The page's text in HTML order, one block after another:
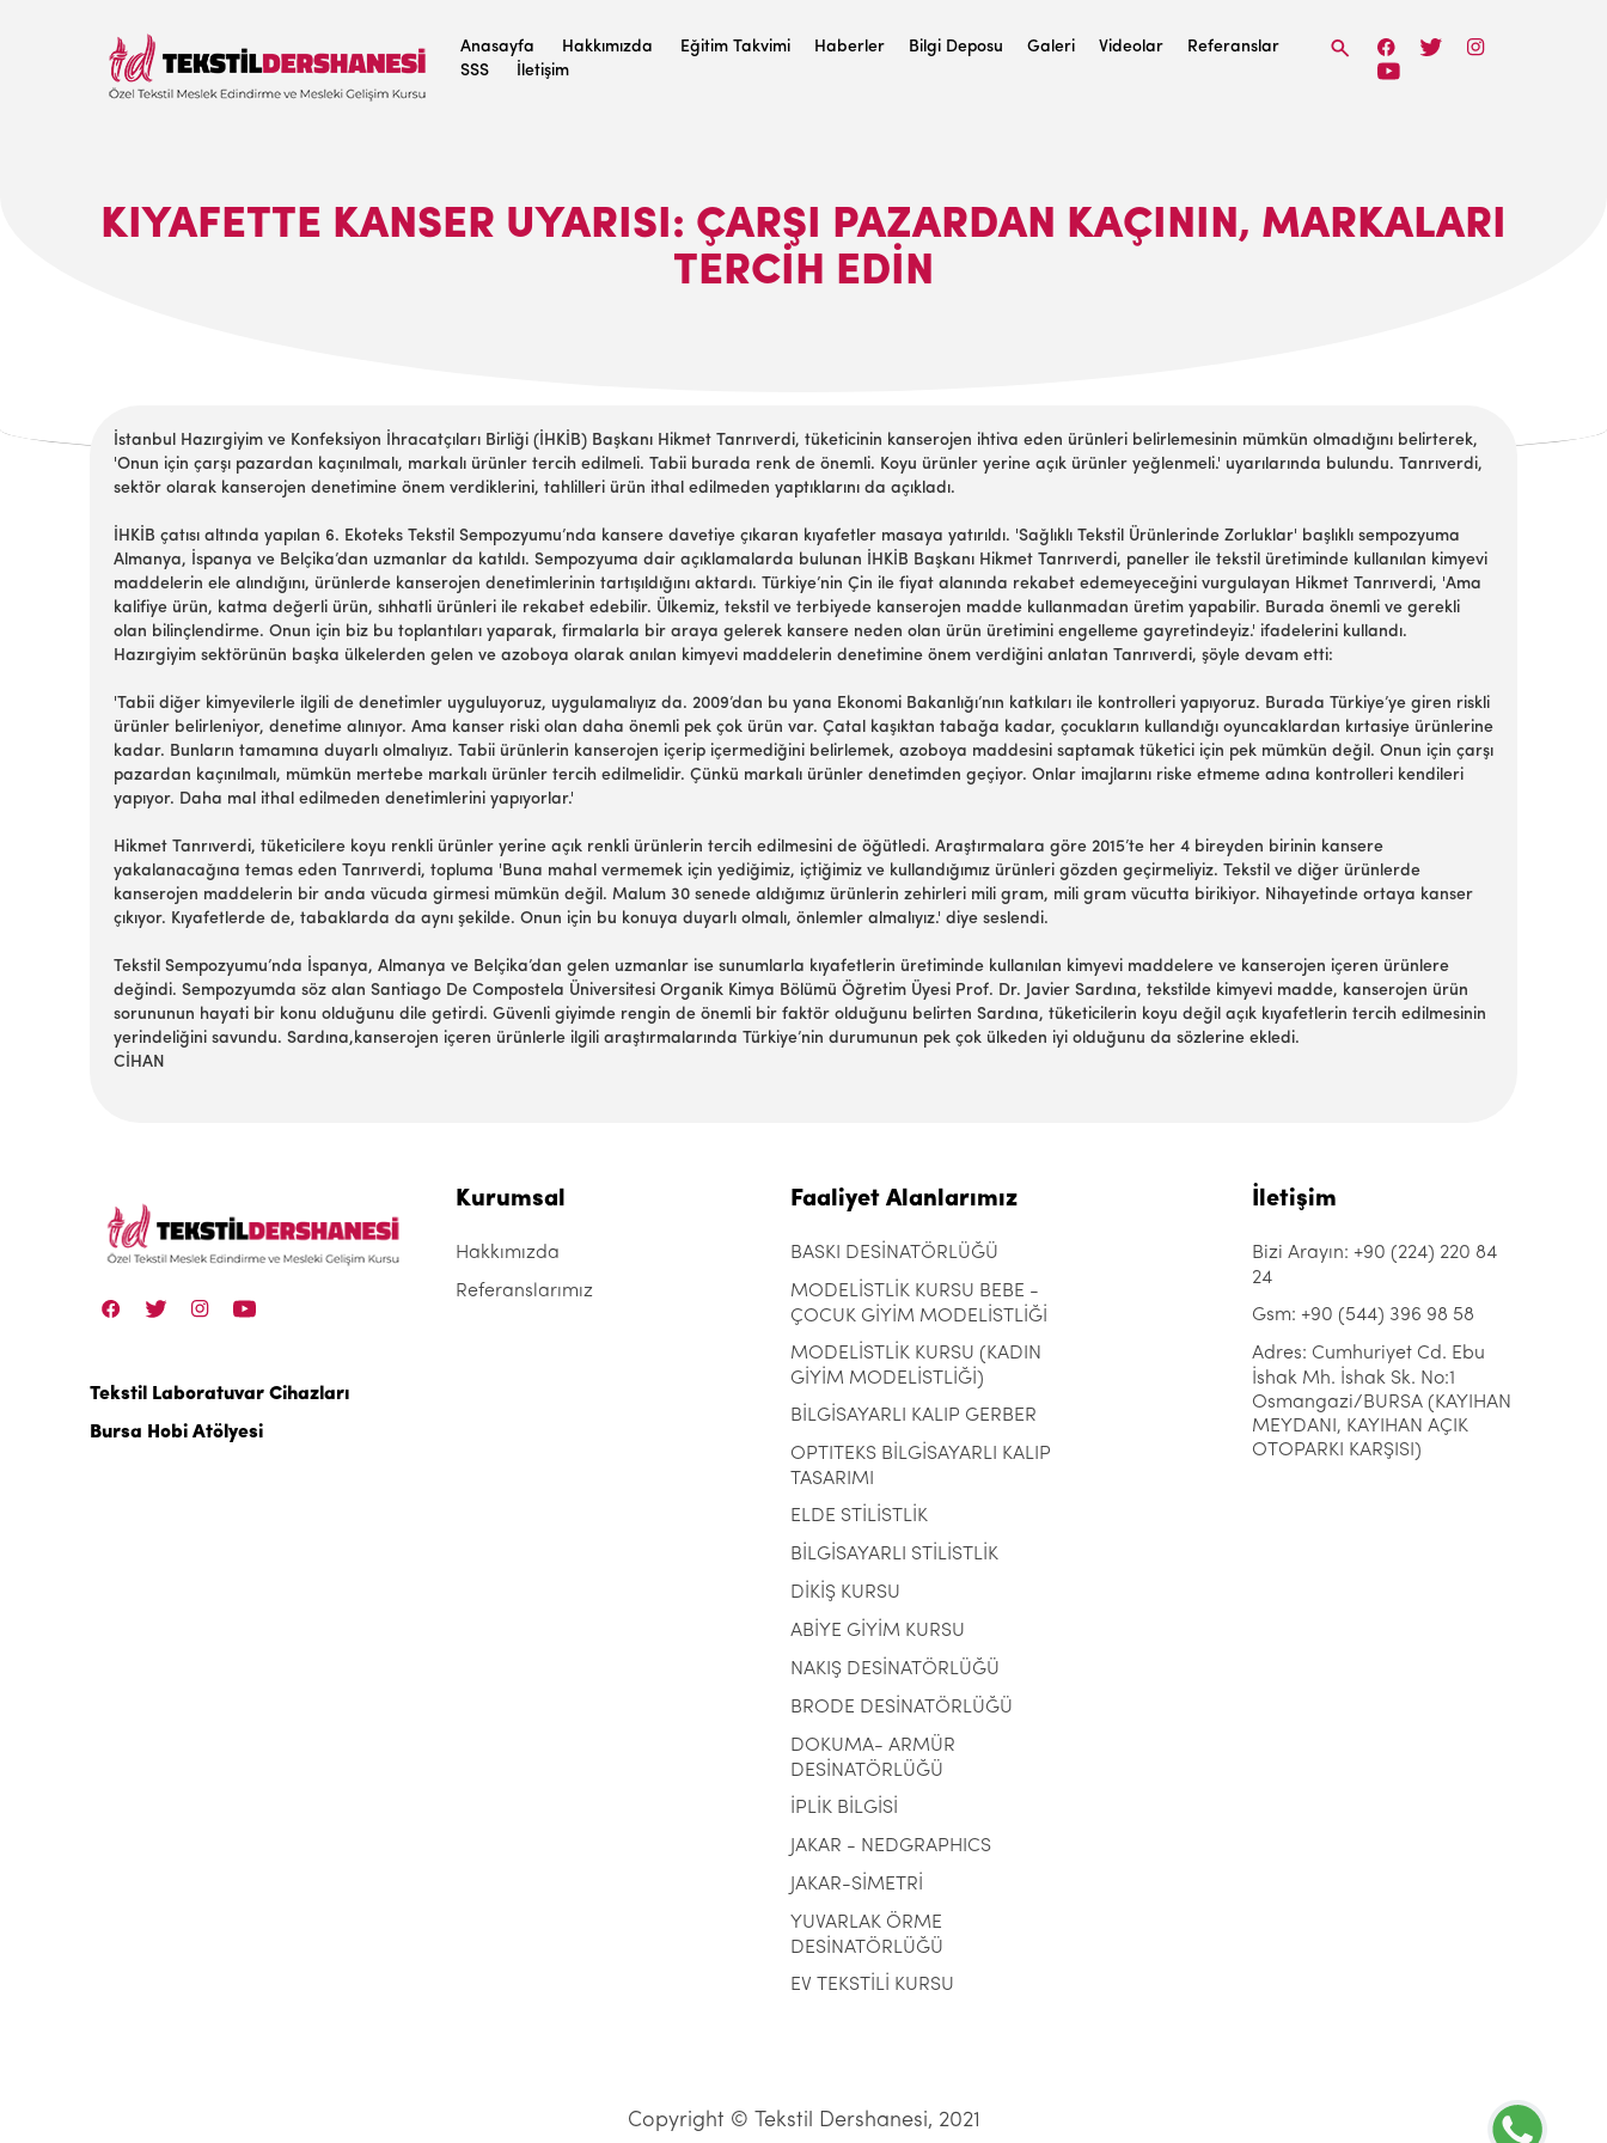
Anasayfa Hakkımızda Eğitim Takvimi Haberler Bilgi Deposu Galeri Videolar
Referanslar
SSS
İletişim
KIYAFETTE KANSER UYARISI: ÇARŞI PAZARDAN KAÇININ, MARKALARI
TERCİH EDİN
İstanbul Hazırgiyim ve Konfeksiyon İhracatçıları Birliği (İHKİB) Başkanı Hikmet Tanrıverdi, tüketicinin kanserojen ihtiva eden ürünleri belirlemesinin mümkün olmadığını belirterek,
'Onun için çarşı pazardan kaçınılmalı, markalı ürünler tercih edilmeli. Tabii burada renk de önemli. Koyu ürünler yerine açık ürünler yeğlenmeli.' uyarılarında bulundu. Tanrıverdi,
sektör olarak kanserojen denetimine önem verdiklerini, tahlilleri ürün ithal edilmeden yaptıklarını da açıkladı.
İHKİB çatısı altında yapılan 6. Ekoteks Tekstil Sempozyumu’nda kansere davetiye çıkaran kıyafetler masaya yatırıldı. 'Sağlıklı Tekstil Ürünlerinde Zorluklar' başlıklı sempozyuma
Almanya, İspanya ve Belçika’dan uzmanlar da katıldı. Sempozyuma dair açıklamalarda bulunan İHKİB Başkanı Hikmet Tanrıverdi, paneller ile tekstil üretiminde kullanılan kimyevi
maddelerin ele alındığını, ürünlerde kanserojen denetimlerinin tartışıldığını aktardı. Türkiye’nin Çin ile fiyat alanında rekabet edemeyeceğini vurgulayan Hikmet Tanrıverdi, 'Ama
kalifiye ürün, katma değerli ürün, sıhhatli ürünleri ile rekabet edebilir. Ülkemiz, tekstil ve terbiyede kanserojen madde kullanmadan üretim yapabilir. Burada önemli ve gerekli
olan bilinçlendirme. Onun için biz bu toplantıları yaparak, firmalarla bir araya gelerek kansere neden olan ürün üretimini engelleme gayretindeyiz.' ifadelerini kullandı.
Hazırgiyim sektörünün başka ülkelerden gelen ve azoboya olarak anılan kimyevi maddelerin denetimine önem verdiğini anlatan Tanrıverdi, şöyle devam etti:
'Tabii diğer kimyevilerle ilgili de denetimler uyguluyoruz, uygulamalıyız da. 2009’dan bu yana Ekonomi Bakanlığı’nın katkıları ile kontrolleri yapıyoruz. Burada Türkiye’ye giren riskli
ürünler belirleniyor, denetime alınıyor. Ama kanser riski olan daha önemli pek çok ürün var. Çatal kaşıktan tabağa kadar, çocukların kullandığı oyuncaklardan kırtasiye ürünlerine
kadar. Bunların tamamına duyarlı olmalıyız. Tabii ürünlerin kanserojen içerip içermediğini belirlemek, azoboya maddesini saptamak tüketici için pek mümkün değil. Onun için çarşı
pazardan kaçınılmalı, mümkün mertebe markalı ürünler tercih edilmelidir. Çünkü markalı ürünler denetimden geçiyor. Onlar imajlarını riske etmeme adına kontrolleri kendileri
yapıyor. Daha mal ithal edilmeden denetimlerini yapıyorlar.'
Hikmet Tanrıverdi, tüketicilere koyu renkli ürünler yerine açık renkli ürünlerin tercih edilmesini de öğütledi. Araştırmalara göre 2015’te her 4 bireyden birinin kansere
yakalanacağına temas eden Tanrıverdi, topluma 'Buna mahal vermemek için yediğimiz, içtiğimiz ve kullandığımız ürünleri gözden geçirmeliyiz. Tekstil ve diğer ürünlerde
kanserojen maddelerin bir anda vücuda girmesi mümkün değil. Malum 30 senede aldığımız ürünlerin zehirleri mili gram, mili gram vücutta birikiyor. Nihayetinde ortaya kanser
çıkıyor. Kıyafetlerde de, tabaklarda da aynı şekilde. Onun için bu konuya duyarlı olmalı, önlemler almalıyız.' diye seslendi.
Tekstil Sempozyumu’nda İspanya, Almanya ve Belçika’dan gelen uzmanlar ise sunumlarla kıyafetlerin üretiminde kullanılan kimyevi maddelere ve kanserojen içeren ürünlere
değindi. Sempozyumda söz alan Santiago De Compostela Üniversitesi Organik Kimya Bölümü Öğretim Üyesi Prof. Dr. Javier Sardına, tekstilde kimyevi madde, kanserojen ürün
sorununun hayati bir konu olduğunu dile getirdi. Güvenli giyimde rengin de önemli bir faktör olduğunu belirten Sardına, tüketicilerin koyu değil açık kıyafetlerin tercih edilmesinin
yerindeliğini savundu. Sardına,kanserojen içeren ürünlerle ilgili araştırmalarında Türkiye’nin durumunun pek çok ülkeden iyi olduğunu da sözlerine ekledi.
CİHAN
Tekstil Laboratuvar Cihazları
Bursa Hobi Atölyesi
Kurumsal
Hakkımızda
Referanslarımız
Faaliyet Alanlarımız
BASKI DESİNATÖRLÜĞÜ
MODELİSTLİK KURSU BEBE -
ÇOCUK GİYİM MODELİSTLİĞİ
MODELİSTLİK KURSU (KADIN
GİYİM MODELİSTLİĞİ)
BİLGİSAYARLI KALIP GERBER
OPTITEKS BİLGİSAYARLI KALIP
TASARIMI
ELDE STİLİSTLİK
BİLGİSAYARLI STİLİSTLİK
DİKİŞ KURSU
ABİYE GİYİM KURSU
NAKIŞ DESİNATÖRLÜĞÜ
BRODE DESİNATÖRLÜĞÜ
DOKUMA- ARMÜR
DESİNATÖRLÜĞÜ
İPLİK BİLGİSİ
JAKAR - NEDGRAPHICS
JAKAR-SİMETRİ
YUVARLAK ÖRME
DESİNATÖRLÜĞÜ
EV TEKSTİLİ KURSU
İletişim
Bizi Arayın: +90 (224) 220 84
24
Gsm: +90 (544) 396 98 58
Adres: Cumhuriyet Cd. Ebu
İshak Mh. İshak Sk. No:1
Osmangazi/BURSA (KAYIHAN
MEYDANI, KAYIHAN AÇIK
OTOPARKI KARŞISI)
Copyright © Tekstil Dershanesi, 2021